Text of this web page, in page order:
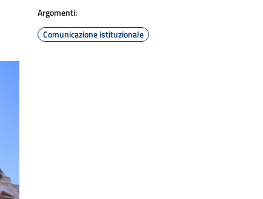
Argomenti:
Comunicazione istituzionale